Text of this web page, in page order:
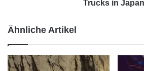
Komfortfunktionen sowie die
des Systems mit dem
Internet.
o
r
d
C
i
n
D
r
Trucks in Japan
Ähnliche Artikel